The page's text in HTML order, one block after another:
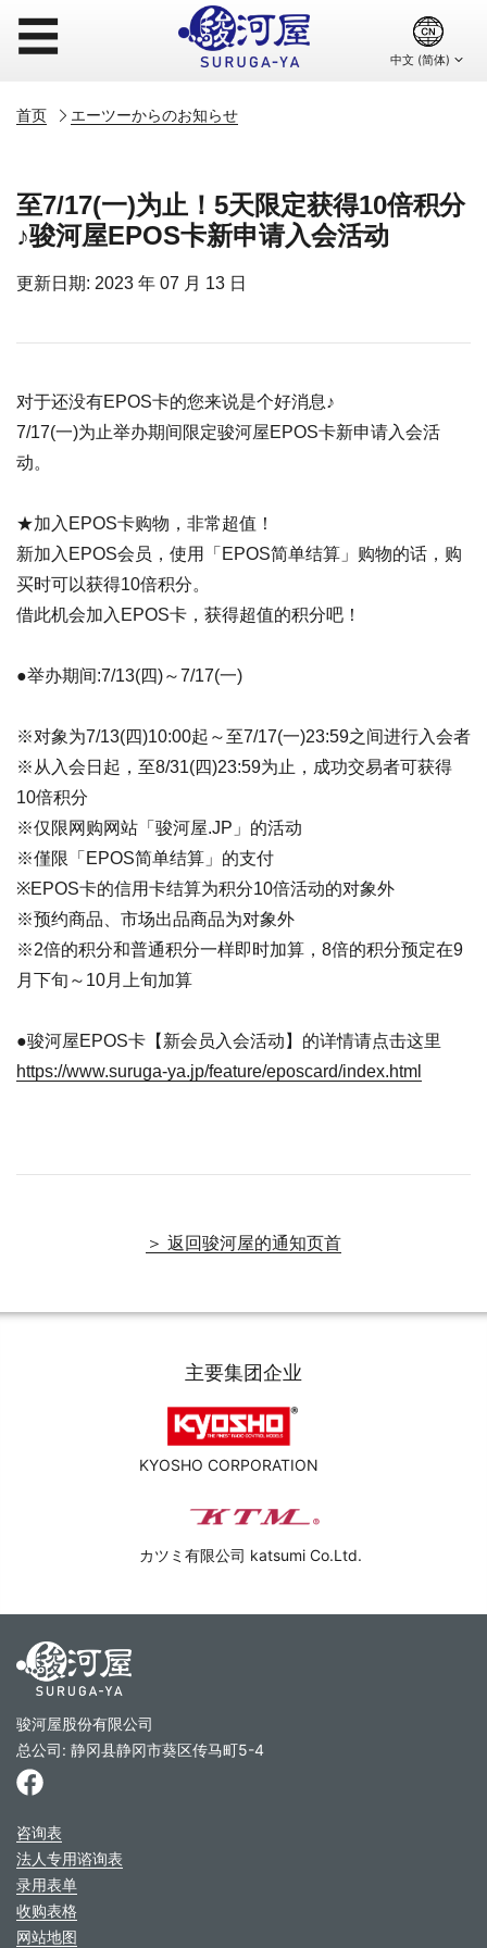
☰
首页 エーツーからのお知らせ
至7/17(一)为止！5天限定获得10倍积分
♪骏河屋EPOS卡新申请入会活动
更新日期: 2023 年 07 月 13 日
对于还没有EPOS卡的您来说是个好消息♪
7/17(一)为止举办期间限定骏河屋EPOS卡新申请入会活
动。
★加入EPOS卡购物，非常超值！
新加入EPOS会员，使用「EPOS简单结算」购物的话，购
买时可以获得10倍积分。
借此机会加入EPOS卡，获得超值的积分吧！
●举办期间:7/13(四)～7/17(一)
※对象为7/13(四)10:00起～至7/17(一)23:59之间进行入会者
※从入会日起，至8/31(四)23:59为止，成功交易者可获得
10倍积分
※仅限网购网站「骏河屋.JP」的活动
※僅限「EPOS简单结算」的支付
※EPOS卡的信用卡结算为积分10倍活动的对象外
※预约商品、市场出品商品为对象外
※2倍的积分和普通积分一样即时加算，8倍的积分预定在9
月下旬～10月上旬加算
●骏河屋EPOS卡【新会员入会活动】的详情请点击这里
https://www.suruga-ya.jp/feature/eposcard/index.html
＞ 返回骏河屋的通知页首
主要集团企业
KYOSHO CORPORATION
カツミ有限公司 katsumi Co.Ltd.
骏河屋股份有限公司
总公司: 静冈县静冈市葵区传马町5-4
咨询表
法人专用谘询表
录用表单
收购表格
网站地图